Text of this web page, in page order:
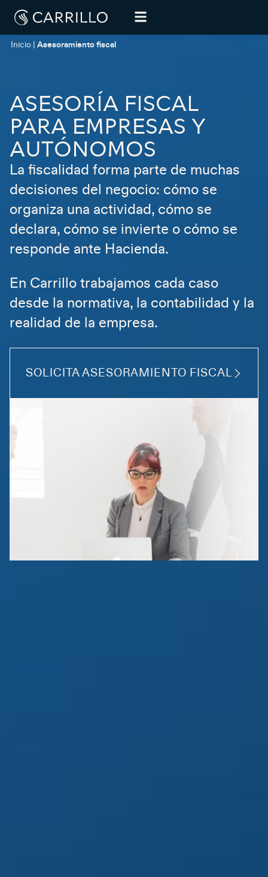
Inicio Asesoramiento fiscal
ASESORÍA FISCAL
PARA EMPRESAS Y
AUTÓNOMOS
La fiscalidad forma parte de muchas
decisiones del negocio: cómo se
organiza una actividad, cómo se
declara, cómo se invierte o cómo se
responde ante Hacienda.
En Carrillo trabajamos cada caso
desde la normativa, la contabilidad y la
realidad de la empresa.
SOLICITA ASESORAMIENTO FISCAL